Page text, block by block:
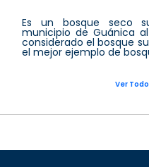
Es un bosque seco
municipio de Guánica
considerado el bosque
el mejor ejemplo de
Ver